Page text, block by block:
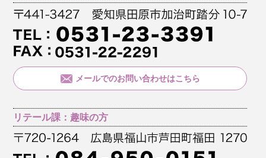
メールでのお問い合わせはこちら
リテール課：趣味の方